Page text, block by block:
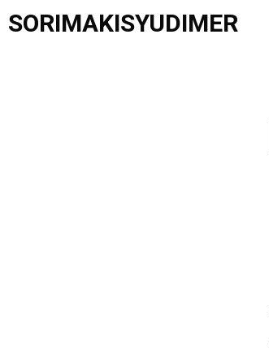
Saltar
SORIMAKISYUDIMER